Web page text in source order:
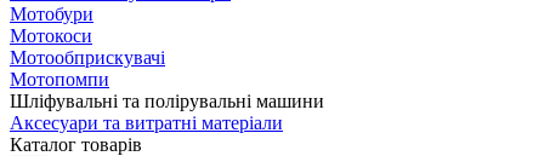
Мотобури
Мотокоси
Мотообприскувачі
Мотопомпи
Шліфувальні та полірувальні машини
Аксесуари та витратні матеріали
Каталог товарів